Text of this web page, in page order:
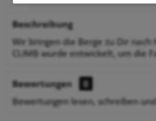
Beschreibung
Wir bringen die Berge zu Dir nach
CLIMB wurde entwickelt, um die
Bewertungen
0
Bewertungen lesen, schreiben